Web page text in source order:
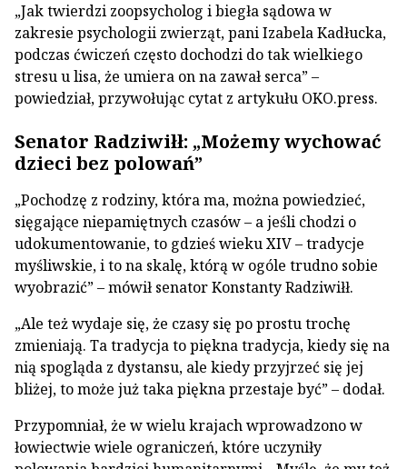
„Jak twierdzi zoopsycholog i biegła sądowa w
zakresie psychologii zwierząt, pani Izabela Kadłucka,
podczas ćwiczeń często dochodzi do tak wielkiego
stresu u lisa, że umiera on na zawał serca” –
powiedział, przywołując cytat z artykułu OKO.press.
Senator Radziwiłł: „Możemy wychować
dzieci bez polowań”
„Pochodzę z rodziny, która ma, można powiedzieć,
sięgające niepamiętnych czasów – a jeśli chodzi o
udokumentowanie, to gdzieś wieku XIV – tradycje
myśliwskie, i to na skalę, którą w ogóle trudno sobie
wyobrazić” – mówił senator Konstanty Radziwiłł.
„Ale też wydaje się, że czasy się po prostu trochę
zmieniają. Ta tradycja to piękna tradycja, kiedy się na
nią spogląda z dystansu, ale kiedy przyjrzeć się jej
bliżej, to może już taka piękna przestaje być” – dodał.
Przypomniał, że w wielu krajach wprowadzono w
łowiectwie wiele ograniczeń, które uczyniły